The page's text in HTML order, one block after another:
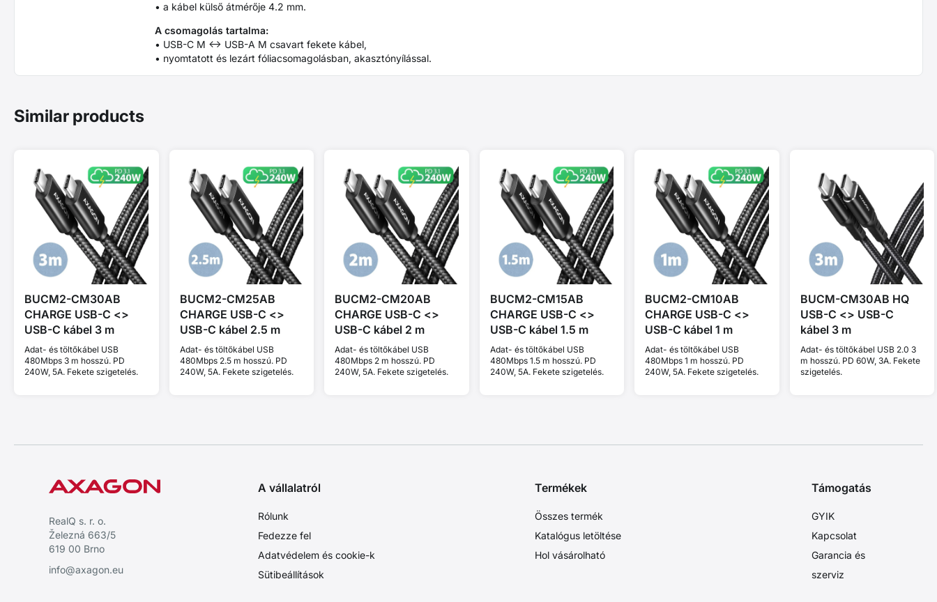
• a kábel külső átmérője 4.2 mm.
A csomagolás tartalma:
• USB-C M <-> USB-A M csavart fekete kábel,
• nyomtatott és lezárt fóliacsomagolásban, akasztónyílással.
Similar products
BUCM2-CM30AB
CHARGE USB-C <>
USB-C kábel 3 m
Adat- és töltőkábel USB
480Mbps 3 m hosszú. PD
240W, 5A. Fekete szigetelés.
BUCM2-CM25AB
CHARGE USB-C <>
USB-C kábel 2.5 m
Adat- és töltőkábel USB
480Mbps 2.5 m hosszú. PD
240W, 5A. Fekete szigetelés.
BUCM2-CM20AB
CHARGE USB-C <>
USB-C kábel 2 m
Adat- és töltőkábel USB
480Mbps 2 m hosszú. PD
240W, 5A. Fekete szigetelés.
BUCM2-CM15AB
CHARGE USB-C <>
USB-C kábel 1.5 m
Adat- és töltőkábel USB
480Mbps 1.5 m hosszú. PD
240W, 5A. Fekete szigetelés.
BUCM2-CM10AB
CHARGE USB-C <>
USB-C kábel 1 m
Adat- és töltőkábel USB
480Mbps 1 m hosszú. PD
240W, 5A. Fekete szigetelés.
BUCM-CM30AB HQ
USB-C <> USB-C
kábel 3 m
Adat- és töltőkábel USB 2.0 3
m hosszú. PD 60W, 3A. Fekete
szigetelés.
RealQ s. r. o.
Železná 663/5
619 00 Brno
info@axagon.eu
A vállalatról
Rólunk
Fedezze fel
Adatvédelem és cookie-k
Sütibeállítások
Termékek
Összes termék
Katalógus letöltése
Hol vásárolható
Támogatás
GYIK
Kapcsolat
Garancia és
szerviz